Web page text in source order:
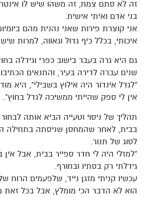
זה לא סתם צמח, זה משהו שיש לו
בני אדם ואיתי אישית.
אני קוצרת פירות שאני נהנית מהם
איכותי, בכלל כיף גדול וגאווה, למרות
גם היא גרה בעבר בישוב כפרי וגידלה
שנים עברה לדירה בעיר, והתנאים הכתיבו
"לגדל אינדור היה אילוץ בשבילי", היא
אין לי ספק שהייתי ממשיכה לגדל בחוץ".
תהליך של ניסוי וטעייה הביא אותה
בבית, לאחר שהמחסן שניסתה בתחילה
לסוג של תנור.
"למזלי היה לי חדר ספייר בבית, אבל
גידלתי רק בסתיו ובחורף.
עכשיו קניתי מזגן נייד, שלפעמים הרוח
הוא לא הדבר הכי מומלץ, אבל בכל זאת